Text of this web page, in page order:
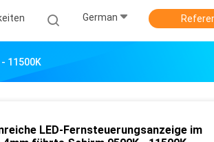
German
11500K
LED-Fernsteuerungsanzeige im